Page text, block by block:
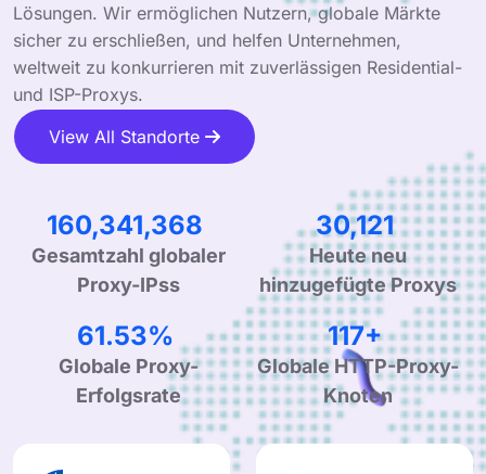
Lösungen. Wir ermöglichen Nutzern, globale Märkte
sicher zu erschließen, und helfen Unternehmen,
weltweit zu konkurrieren mit zuverlässigen Residential-
und ISP-Proxys.
View All Standorte
250,108,911
Gesamtzahl globaler
Proxy-IPss
47,110
Heute neu
hinzugefügte Proxys
96.24%
Globale Proxy-
Erfolgsrate
183+
Globale HTTP-Proxy-
Knoten